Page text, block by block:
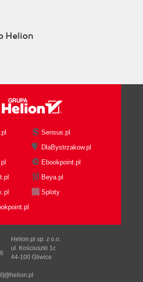
Helion
Sensus.pl
DlaBystrzakow.pl
Ebookpoint.pl
Beya.pl
Sploty
Helion.pl sp. z o.o.
ul. Kościuszki 1c
44-100 Gliwice